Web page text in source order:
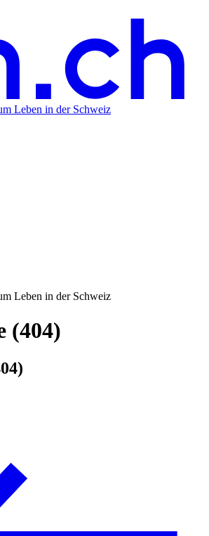
Leben in der Schweiz
Leben in der Schweiz
(404)